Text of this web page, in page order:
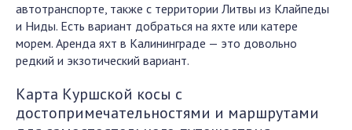
автотранспорте, также с территории Литвы из Клайпеды
и Ниды. Есть вариант добраться на яхте или катере
морем. Аренда яхт в Калининграде — это довольно
редкий и экзотический вариант.
Карта Куршской косы с
достопримечательностями и маршрутами